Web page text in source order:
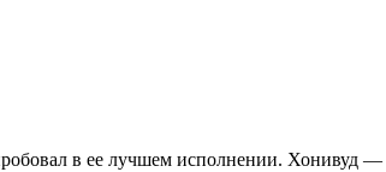
в ее лучшем исполнении. Хонивуд